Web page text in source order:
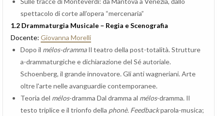
spettacolo di corte all’opera “mercenaria”
1.2 Drammaturgia Musicale – Regia e Scenografia
Docente: Giovanna Morelli
Dopo il mélos-drammaIl teatro della post-totalità. Strutture
a-drammaturgiche e dichiarazione del Sé autoriale.
Schoenberg, il grande innovatore. Gli anti wagneriani. Arte
oltre l'arte nelle avanguardie contemporanee.
Teoria del mélos-dramma Dal dramma al mélos-dramma. Il
testo triplice e il trionfo della phonè. Feedbackparola-musica;